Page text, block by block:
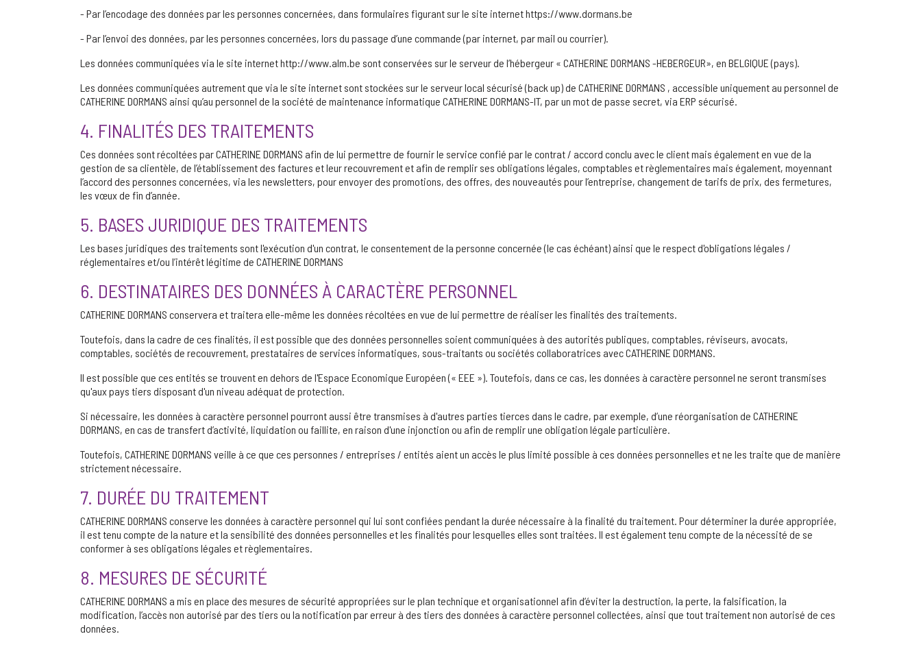
- Par l’encodage des données par les personnes concernées, dans formulaires figurant sur le site internet https://www.dormans.be
- Par l’envoi des données, par les personnes concernées, lors du passage d’une commande (par internet, par mail ou courrier).
Les données communiquées via le site internet http://www.alm.be sont conservées sur le serveur de l’hébergeur « CATHERINE DORMANS -HEBERGEUR», en BELGIQUE (pays).
Les données communiquées autrement que via le site internet sont stockées sur le serveur local sécurisé (back up) de CATHERINE DORMANS , accessible uniquement au personnel de
CATHERINE DORMANS ainsi qu’au personnel de la société de maintenance informatique CATHERINE DORMANS-IT, par un mot de passe secret, via ERP sécurisé.
4. FINALITÉS DES TRAITEMENTS
Ces données sont récoltées par CATHERINE DORMANS afin de lui permettre de fournir le service confié par le contrat / accord conclu avec le client mais également en vue de la
gestion de sa clientèle, de l’établissement des factures et leur recouvrement et afin de remplir ses obligations légales, comptables et règlementaires mais également, moyennant
l’accord des personnes concernées, via les newsletters, pour envoyer des promotions, des offres, des nouveautés pour l’entreprise, changement de tarifs de prix, des fermetures,
les vœux de fin d’année.
5. BASES JURIDIQUE DES TRAITEMENTS
Les bases juridiques des traitements sont l'exécution d'un contrat, le consentement de la personne concernée (le cas échéant) ainsi que le respect d'obligations légales /
réglementaires et/ou l’intérêt légitime de CATHERINE DORMANS
6. DESTINATAIRES DES DONNÉES À CARACTÈRE PERSONNEL
CATHERINE DORMANS conservera et traitera elle-même les données récoltées en vue de lui permettre de réaliser les finalités des traitements.
Toutefois, dans la cadre de ces finalités, il est possible que des données personnelles soient communiquées à des autorités publiques, comptables, réviseurs, avocats,
comptables, sociétés de recouvrement, prestataires de services informatiques, sous-traitants ou sociétés collaboratrices avec CATHERINE DORMANS.
Il est possible que ces entités se trouvent en dehors de l'Espace Economique Européen (« EEE »). Toutefois, dans ce cas, les données à caractère personnel ne seront transmises
qu'aux pays tiers disposant d'un niveau adéquat de protection.
Si nécessaire, les données à caractère personnel pourront aussi être transmises à d'autres parties tierces dans le cadre, par exemple, d’une réorganisation de CATHERINE
DORMANS, en cas de transfert d’activité, liquidation ou faillite, en raison d'une injonction ou afin de remplir une obligation légale particulière.
Toutefois, CATHERINE DORMANS veille à ce que ces personnes / entreprises / entités aient un accès le plus limité possible à ces données personnelles et ne les traite que de manière
strictement nécessaire.
7. DURÉE DU TRAITEMENT
CATHERINE DORMANS conserve les données à caractère personnel qui lui sont confiées pendant la durée nécessaire à la finalité du traitement. Pour déterminer la durée appropriée,
il est tenu compte de la nature et la sensibilité des données personnelles et les finalités pour lesquelles elles sont traitées. Il est également tenu compte de la nécessité de se
conformer à ses obligations légales et règlementaires.
8. MESURES DE SÉCURITÉ
CATHERINE DORMANS a mis en place des mesures de sécurité appropriées sur le plan technique et organisationnel afin d’éviter la destruction, la perte, la falsification, la
modification, l’accès non autorisé par des tiers ou la notification par erreur à des tiers des données à caractère personnel collectées, ainsi que tout traitement non autorisé de ces
données.